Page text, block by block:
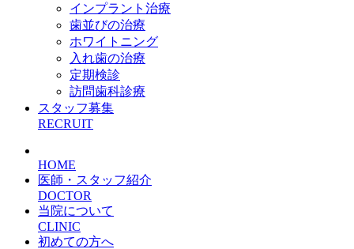
インプラント治療
歯並びの治療
ホワイトニング
入れ歯の治療
定期検診
訪問歯科診療
スタッフ募集
RECRUIT
HOME
医師・スタッフ紹介
DOCTOR
当院について
CLINIC
初めての方へ